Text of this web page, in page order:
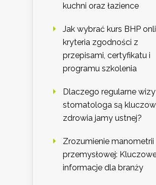
kuchni oraz łazience
Jak wybrać kurs BHP
kryteria zgodności z
przepisami, certyfikatu i
programu szkolenia
Dlaczego regularne
stomatologa są
zdrowia jamy ustnej?
Zrozumienie manometrii
przemysłowej:
informacje dla branży